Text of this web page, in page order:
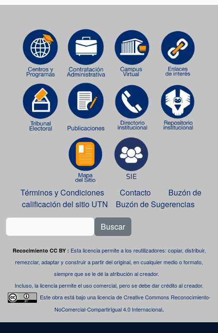
Términos y Condiciones Contacto
Buzón de
calificación del sitio UTN
Buzón de Sugerencias
Buscar
Recocimiento CC BY : Esta licencia permite a los reutilizadores: copiar, distribuir,
remezclar, adaptar y construir a partir del original, en cualquier medio o formato,
siempre que se le dé la atribución al creador.
Incluso, la licencia permite el uso comercial, pero se debe dar crédito al creador.
Este obra está bajo unalicencia de Creative Commons Reconocimiento-
NoComercial-CompartirIgual 4.0 Internacional.